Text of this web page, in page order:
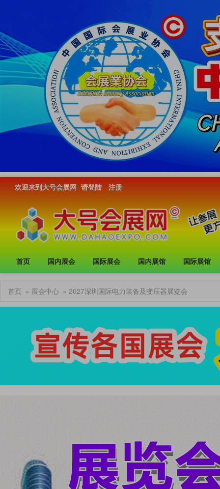
欢迎来到大号会展网 请登陆 注册
首页 国内展会 国际展会 国内展馆 国际展馆
首页 » 展会中心 » 2027深圳国际电力装备及变压器展览会